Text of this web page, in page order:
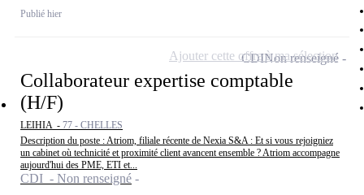
Publié hier
Collaborateur expertise comptable
(H/F)
LEIHIA - 77 - CHELLES
Description du poste : Atriom, filiale récente de Nexia S&A : Et si vous rejoigniez
un cabinet où technicité et proximité client avancent ensemble ? Atriom accompagne
aujourd'hui des PME, ETI et...
CDI - Non renseigné
CDINon renseigné
Ajouter cette offre à ma sélection